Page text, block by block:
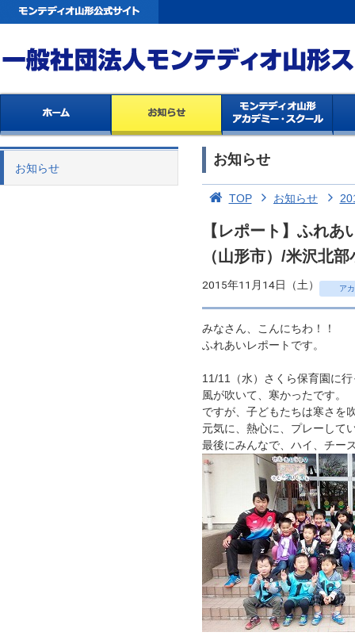
お知らせ
お知らせ
TOP お知らせ
【レポート】ふれ
（山形市）/米沢北
2015年11月14日（土） ア
みなさん、こんにちわ！！
ふれあいレポートです。
11/11（水）さくら保育園に
風が吹いて、寒かったです。
ですが、子どもたちは寒さを
元気に、熱心に、プレーして
最後にみんなで、ハイ、チー